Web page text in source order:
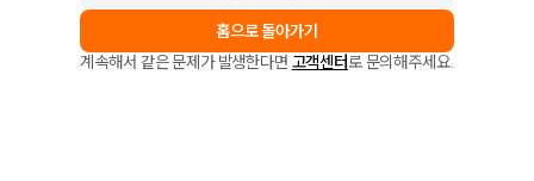
홈으로 돌아가기
계속해서 같은 문제가 발생한다면 고객센터로 문의해주세요.